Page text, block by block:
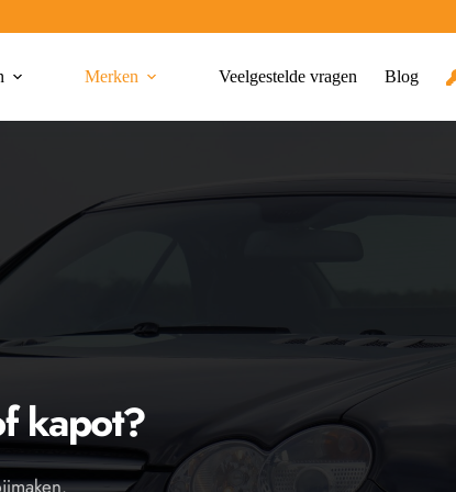
Merken Veelgestelde vragen Blog
kapot?